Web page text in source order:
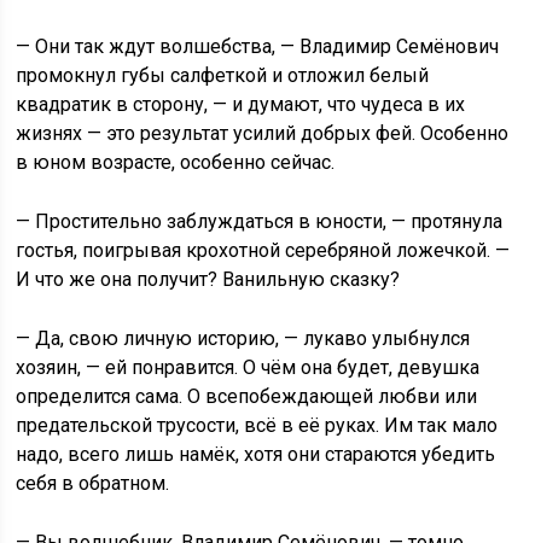
— Они так ждут волшебства, — Владимир Семёнович
промокнул губы салфеткой и отложил белый
квадратик в сторону, — и думают, что чудеса в их
жизнях — это результат усилий добрых фей. Особенно
в юном возрасте, особенно сейчас.
— Простительно заблуждаться в юности, — протянула
гостья, поигрывая крохотной серебряной ложечкой. —
И что же она получит? Ванильную сказку?
— Да, свою личную историю, — лукаво улыбнулся
хозяин, — ей понравится. О чём она будет, девушка
определится сама. О всепобеждающей любви или
предательской трусости, всё в её руках. Им так мало
надо, всего лишь намёк, хотя они стараются убедить
себя в обратном.